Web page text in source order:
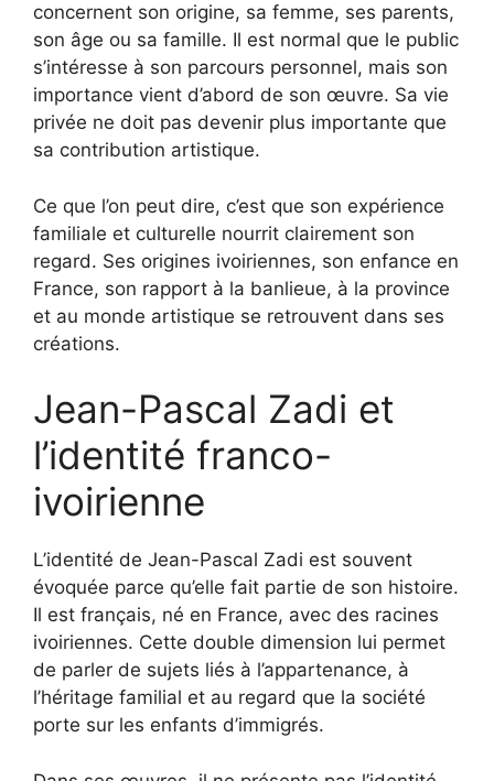
concernent son origine, sa femme, ses parents,
son âge ou sa famille. Il est normal que le public
s’intéresse à son parcours personnel, mais son
importance vient d’abord de son œuvre. Sa vie
privée ne doit pas devenir plus importante que
sa contribution artistique.
Ce que l’on peut dire, c’est que son expérience
familiale et culturelle nourrit clairement son
regard. Ses origines ivoiriennes, son enfance en
France, son rapport à la banlieue, à la province
et au monde artistique se retrouvent dans ses
créations.
Jean-Pascal Zadi et
l’identité franco-
ivoirienne
L’identité de Jean-Pascal Zadi est souvent
évoquée parce qu’elle fait partie de son histoire.
Il est français, né en France, avec des racines
ivoiriennes. Cette double dimension lui permet
de parler de sujets liés à l’appartenance, à
l’héritage familial et au regard que la société
porte sur les enfants d’immigrés.